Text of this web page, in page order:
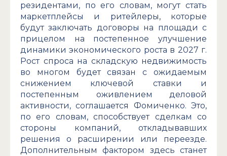
резидентами, по его словам, могут стать
маркетплейсы и ритейлеры, которые
будут заключать договоры на площади с
прицелом на постепенное улучшение
динамики экономического роста в 2027 г.
Рост спроса на складскую недвижимость
во многом будет связан с ожидаемым
снижением ключевой ставки и
постепенным оживлением деловой
активности, соглашается Фомиченко. Это,
по его словам, способствует сделкам со
стороны компаний, откладывавших
решения о расширении или переезде.
Дополнительным фактором здесь станет